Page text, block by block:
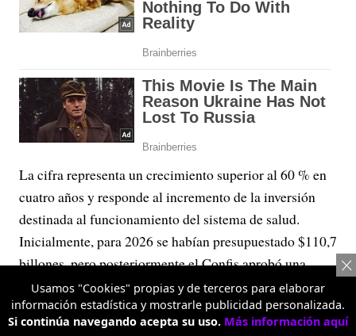
La cifra representa un crecimiento superior al 60 % en
cuatro años y responde al incremento de la inversión
destinada al funcionamiento del sistema de salud.
Inicialmente, para 2026 se habían presupuestado $110,7
billones, pero posteriormente el Confis aprobó una
adición de $4 billones y actualmente avanza una nueva
adición cercana a $1 billón.
Usamos "Cookies" propias y de terceros para elaborar
información estadística y mostrarle publicidad personalizada.
Si continúa navegando acepta su uso. Más información aquí